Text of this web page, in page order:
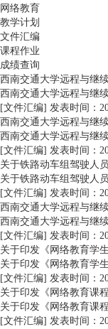
网络教育
教学计划
文件汇编
课程作业
成绩查询
西南交通大学远程与继
西南交通大学远程与继
[文件汇编] 发表时间：
西南交通大学远程与继
西南交通大学远程与继
[文件汇编] 发表时间：
关于铁路动车组驾驶人
关于铁路动车组驾驶人
[文件汇编] 发表时间：
西南交通大学远程与继
西南交通大学远程与继
[文件汇编] 发表时间：
关于印发《网络教育学
关于印发《网络教育学
[文件汇编] 发表时间：
关于印发《网络教育课
关于印发《网络教育课
[文件汇编] 发表时间：